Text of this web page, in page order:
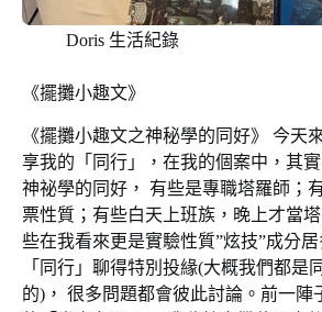
Doris 生活紀錄
《擺攤小趣文》
《擺攤小趣文之神秘學的同好》 今天
享我的「同行」，在我的個案中，其
神祕學的同好， 有些是專職塔羅師；
票性質；有些白天上班族，晚上才當
些在我看來更是實驗性質”炫技”成分
「同行」聊得特別投緣(大概我們都是
的)， 很多問題都會彼此討論。前一陣